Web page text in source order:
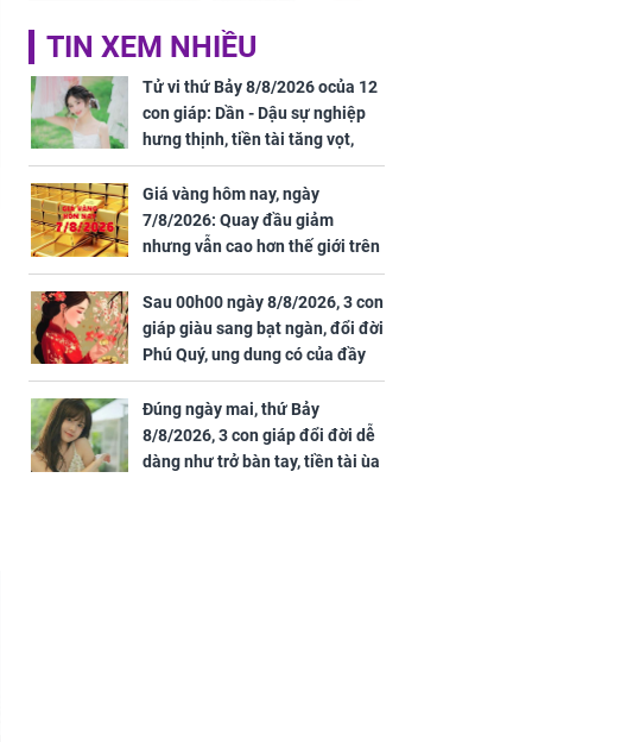
TP.HCM: Nữ công nhân
tử vong trên đường đi
làm về trong khu công
nghiệp Sóng Thần
Đỗ Mỹ Linh hé lộ góc
bếp chill của nhà mới -
cạnh biệt thự bầu Hiển
Sau 00h00 ngày
8/8/2026, 3 con giáp
giàu sang bạt ngàn,
đổi đời Phú Quý, ung
dung có của đầy nhà,
ngày càng hưng thịnh
sung túc
TIN XEM NHIỀU
Tử vi thứ Bảy 8/8/2026 ocủa 12
con giáp: Dần - Dậu sự nghiệp
hưng thịnh, tiền tài tăng vọt,
Mão - Thân công việc bất trắc,
tiền mất tật mang
Giá vàng hôm nay, ngày
7/8/2026: Quay đầu giảm
nhưng vẫn cao hơn thế giới trên
7 triệu đồng
Sau 00h00 ngày 8/8/2026, 3 con
giáp giàu sang bạt ngàn, đổi đời
Phú Quý, ung dung có của đầy
nhà, ngày càng hưng thịnh sung
túc
Đúng ngày mai, thứ Bảy
8/8/2026, 3 con giáp đổi đời dễ
dàng như trở bàn tay, tiền tài ùa